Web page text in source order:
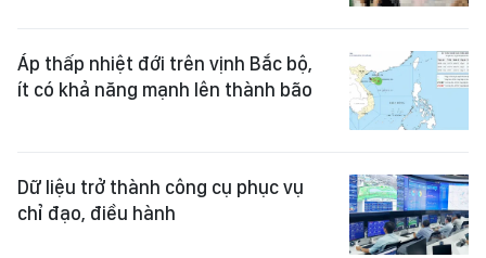
Áp thấp nhiệt đới trên vịnh Bắc bộ,
ít có khả năng mạnh lên thành bão
Dữ liệu trở thành công cụ phục vụ
chỉ đạo, điều hành